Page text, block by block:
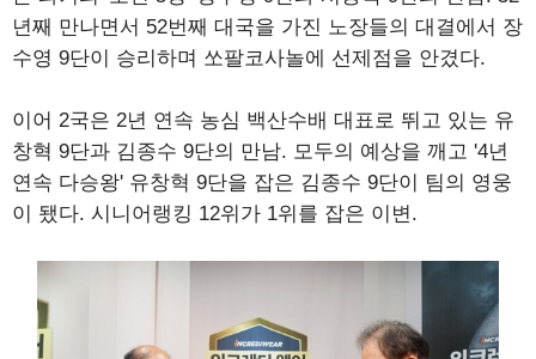
년째 만나면서 52번째 대국을 가진 노장들의 대결에서 장
수영 9단이 승리하며 쏘팔코사놀에 선제점을 안겼다.
이어 2국은 2년 연속 농심 백산수배 대표로 뛰고 있는 유
창혁 9단과 김종수 9단의 만남. 모두의 예상을 깨고 '4년
연속 다승왕' 유창혁 9단을 잡은 김종수 9단이 팀의 영웅
이 됐다. 시니어랭킹 12위가 1위를 잡은 이변.